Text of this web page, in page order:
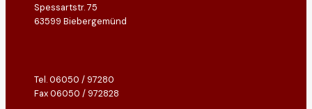
Spessartstr. 75
63599 Biebergemünd
Tel. 06050 / 97280
Fax 06050 / 972828